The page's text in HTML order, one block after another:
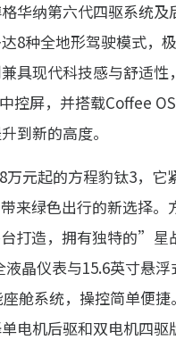
华纳第六代四驱系统及
8种全地形驾驶模式，
具现代科技感与舒适性
控屏，并搭载Coffee
到新的高度。
万元起的方程豹钛3，它
来绿色出行的新选择。
台打造，拥有独特的”
晶仪表与15.6英寸悬
舱系统，操控简单便捷
电机后驱和双电机四驱